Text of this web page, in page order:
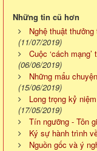
Những tin cũ hơn
Nghệ thuật
(11/07/2019)
Cuộc ‘cách
(06/06/2019)
Những mẩu
(15/06/2019)
Long trọng kỷ
(17/05/2019)
Tín ngưỡng - Tôn
Ký sự hành trình
Nguồn gốc và ý